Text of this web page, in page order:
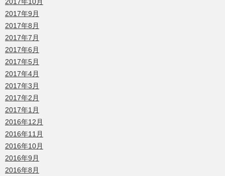
2017年10月
2017年9月
2017年8月
2017年7月
2017年6月
2017年5月
2017年4月
2017年3月
2017年2月
2017年1月
2016年12月
2016年11月
2016年10月
2016年9月
2016年8月